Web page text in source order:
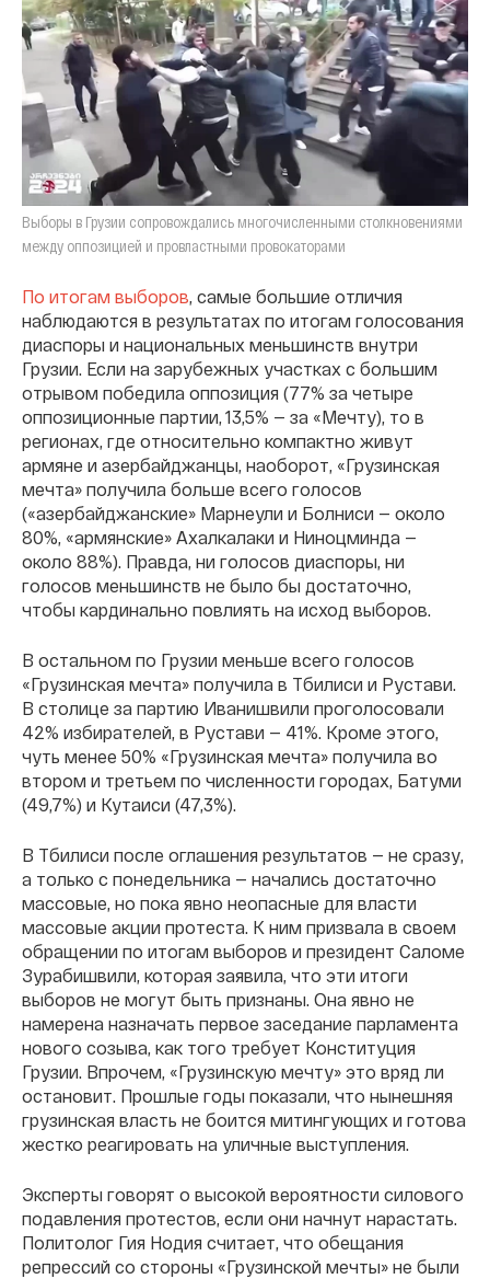
Выборы в Грузии сопровождались многочисленными столкновениями
между оппозицией и провластными провокаторами
По итогам выборов, самые большие отличия
наблюдаются в результатах по итогам голосования
диаспоры и национальных меньшинств внутри
Грузии. Если на зарубежных участках с большим
отрывом победила оппозиция (77% за четыре
оппозиционные партии, 13,5% — за «Мечту), то в
регионах, где относительно компактно живут
армяне и азербайджанцы, наоборот, «Грузинская
мечта» получила больше всего голосов
(«азербайджанские» Марнеули и Болниси — около
80%, «армянские» Ахалкалаки и Ниноцминда —
около 88%). Правда, ни голосов диаспоры, ни
голосов меньшинств не было бы достаточно,
чтобы кардинально повлиять на исход выборов.
В остальном по Грузии меньше всего голосов
«Грузинская мечта» получила в Тбилиси и Рустави.
В столице за партию Иванишвили проголосовали
42% избирателей, в Рустави — 41%. Кроме этого,
чуть менее 50% «Грузинская мечта» получила во
втором и третьем по численности городах, Батуми
(49,7%) и Кутаиси (47,3%).
В Тбилиси после оглашения результатов — не сразу,
а только с понедельника — начались достаточно
массовые, но пока явно неопасные для власти
массовые акции протеста. К ним призвала в своем
обращении по итогам выборов и президент Саломе
Зурабишвили, которая заявила, что эти итоги
выборов не могут быть признаны. Она явно не
намерена назначать первое заседание парламента
нового созыва, как того требует Конституция
Грузии. Впрочем, «Грузинскую мечту» это вряд ли
остановит. Прошлые годы показали, что нынешняя
грузинская власть не боится митингующих и готова
жестко реагировать на уличные выступления.
Эксперты говорят о высокой вероятности силового
подавления протестов, если они начнут нарастать.
Политолог Гия Нодия считает, что обещания
репрессий со стороны «Грузинской мечты» не были